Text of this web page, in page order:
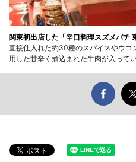
関東初出店した「辛口料理スズメバチ
直接仕入れた約30種のスパイスやウコ
用した甘辛く煮込まれた牛肉が入ってい